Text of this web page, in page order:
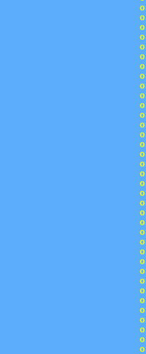
o
o
o
o
o
o
o
o
o
o
o
o
o
o
o
o
o
o
o
o
o
o
o
o
o
o
o
o
o
o
o
o
o
o
o
o